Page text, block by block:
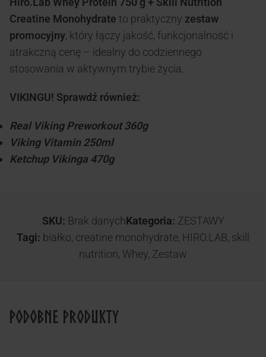
Creatine Monohydrate to praktyczny zestaw
promocyjny, który łączy jakość, funkcjonalność i
atrakczną cenę – idealny do codziennego
stosowania w aktywnym trybie życia.
VIKINGU! Sprawdź również:
Real Viking Preworkout 360g
Viking Vitamin 250ml
Ketchup Vikinga 470g
SKU: Brak danychKategoria: ZESTAWY
Tagi: białko, creatine monohydrate, HIRO.LAB, skill
nutrition, Whey, Zestaw
Podobne produkty